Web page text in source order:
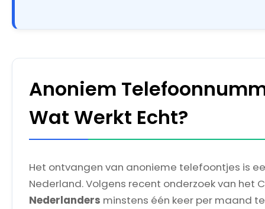
Anoniem
Wat Werkt Echt?
Het ontvangen van anonieme telefoontjes is
Nederland. Volgens recent onderzoek van het
Nederlanders minstens één keer per maand